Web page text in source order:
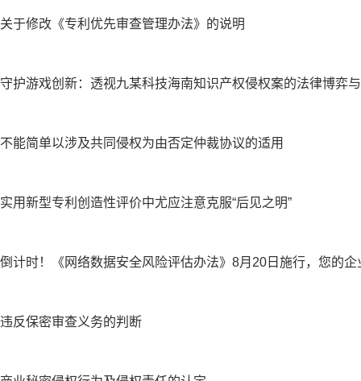
关于修改《专利优先审查管理办法》的说明
守护游戏创新：透视九某科技海南知识产权侵权案的法律博弈
不能简单以涉及共同侵权为由否定仲裁协议的适用
实用新型专利创造性评价中尤应注意克服“后见之明”
倒计时！《网络数据安全风险评估办法》8月20日施行，您的
违反保密审查义务的判断